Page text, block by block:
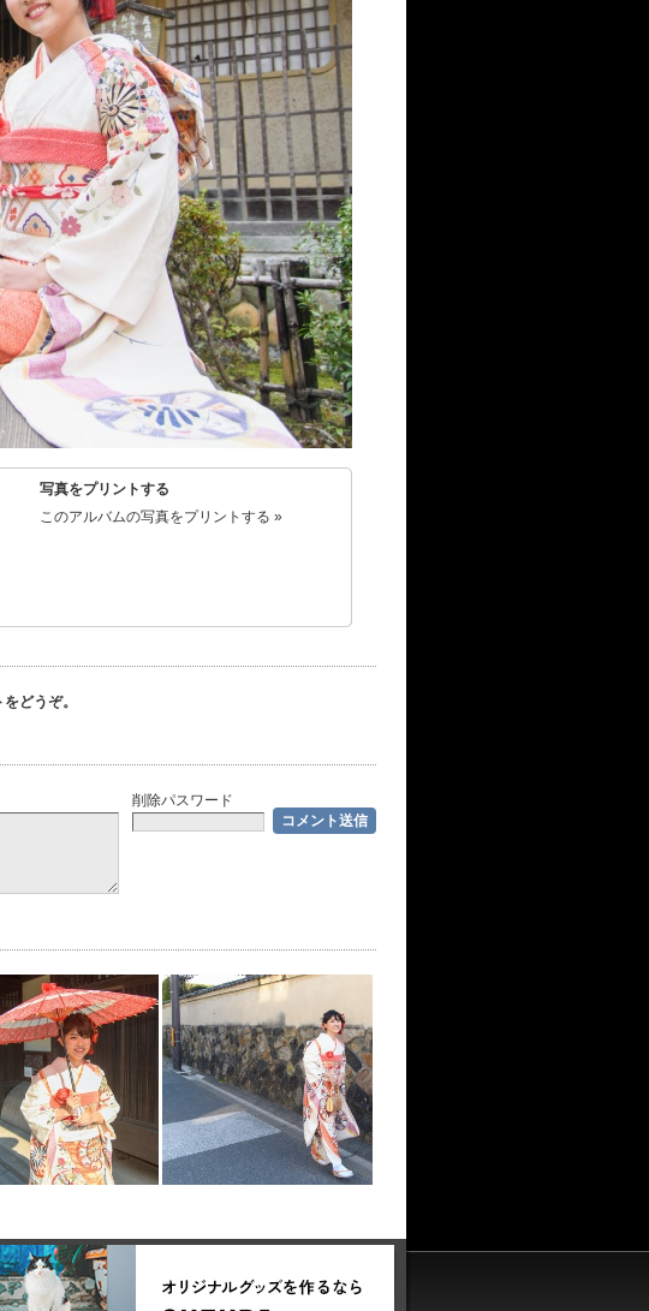
写真をプリントする
このアルバムの写真をプリントする »
どうぞ。
削除パスワード